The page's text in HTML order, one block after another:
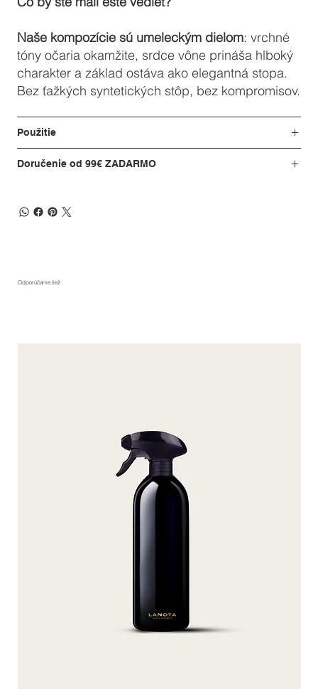
Naše kompozície sú umeleckým dielom: vrchné
tóny očaria okamžite, srdce vône prináša hlboký
charakter a základ ostáva ako elegantná stopa.
Bez ťažkých syntetických stôp, bez kompromisov.
Použitie
Doručenie od 99€ ZADARMO
Odporúčame tiež